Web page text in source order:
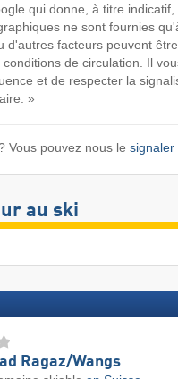
qui donne, à titre
ne sont fournies
d'autres facteurs peuvent
de circulation. Il
et de respecter la
»
Vous pouvez nous le signaler
au ski
Ragaz/​Wangs